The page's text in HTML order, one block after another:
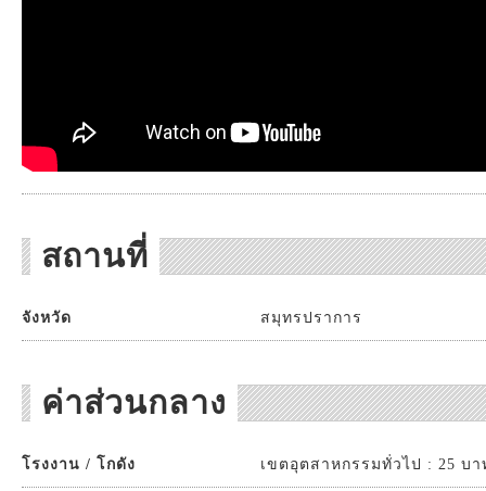
สถานที่
จังหวัด สมุทรปราการ
ค่าส่วนกลาง
โรงงาน / โกดัง เขตอุตสาหกรรมทั่วไป : 25 บ